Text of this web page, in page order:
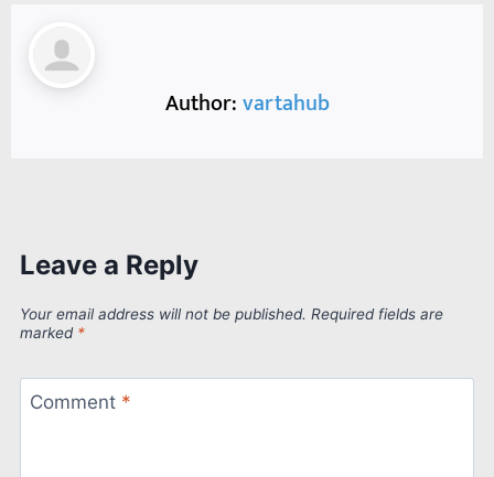
Author:vartahub
Leave a Reply
Your email address will not be published. Required fields are
marked *
Comment *